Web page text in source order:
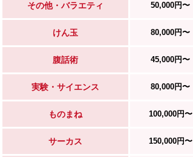
その他・バラエティ 50,000円〜
けん玉 80,000円〜
腹話術 45,000円〜
実験・サイエンス 80,000円〜
ものまね 100,000円〜
サーカス 150,000円〜